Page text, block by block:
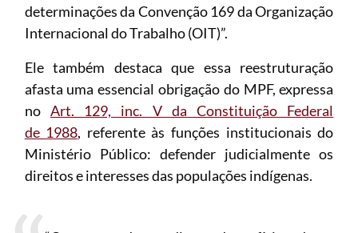
determinações da Convenção 169 da Organização
Internacional do Trabalho (OIT)”.
Ele também destaca que essa reestruturação
afasta uma essencial obrigação do MPF, expressa
no Art. 129, inc. V da Constituição Federal
de 1988, referente às funções institucionais do
Ministério Público: defender judicialmente os
direitos e interesses das populações indígenas.